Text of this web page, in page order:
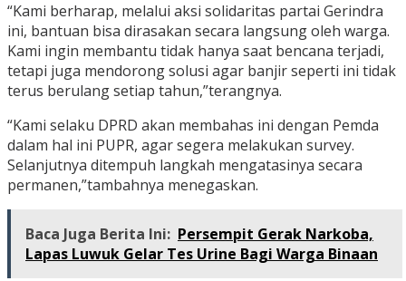
“Kami berharap, melalui aksi solidaritas partai Gerindra
ini, bantuan bisa dirasakan secara langsung oleh warga.
Kami ingin membantu tidak hanya saat bencana terjadi,
tetapi juga mendorong solusi agar banjir seperti ini tidak
terus berulang setiap tahun,”terangnya.
“Kami selaku DPRD akan membahas ini dengan Pemda
dalam hal ini PUPR, agar segera melakukan survey.
Selanjutnya ditempuh langkah mengatasinya secara
permanen,”tambahnya menegaskan.
Baca Juga Berita Ini: Persempit Gerak Narkoba,
Lapas Luwuk Gelar Tes Urine Bagi Warga Binaan